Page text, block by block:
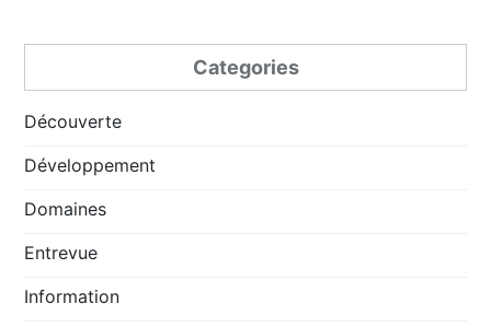
Categories
Découverte
Développement
Domaines
Entrevue
Information